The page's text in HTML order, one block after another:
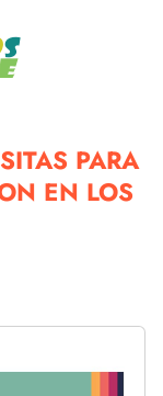
PARA
EN LOS